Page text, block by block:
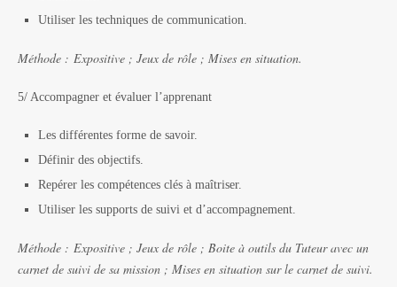
Utiliser les techniques de communication.
Méthode : Expositive ; Jeux de rôle ; Mises en situation.
5/ Accompagner et évaluer l’apprenant
Les différentes forme de savoir.
Définir des objectifs.
Repérer les compétences clés à maîtriser.
Utiliser les supports de suivi et d’accompagnement.
Méthode : Expositive ; Jeux de rôle ; Boite à outils du Tuteur avec un
carnet de suivi de sa mission ; Mises en situation sur le carnet de suivi.